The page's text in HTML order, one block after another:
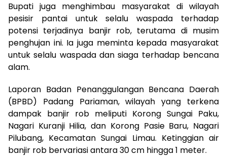
Bupati juga menghimbau masyarakat di wilayah
pesisir pantai untuk selalu waspada terhadap
potensi terjadinya banjir rob, terutama di musim
penghujan ini. Ia juga meminta kepada masyarakat
untuk selalu waspada dan siaga terhadap bencana
alam.
Laporan Badan Penanggulangan Bencana Daerah
(BPBD) Padang Pariaman, wilayah yang terkena
dampak banjir rob meliputi Korong Sungai Paku,
Nagari Kuranji Hilia, dan Korong Pasie Baru, Nagari
Pilubang, Kecamatan Sungai Limau. Ketinggian air
banjir rob bervariasi antara 30 cm hingga 1 meter.